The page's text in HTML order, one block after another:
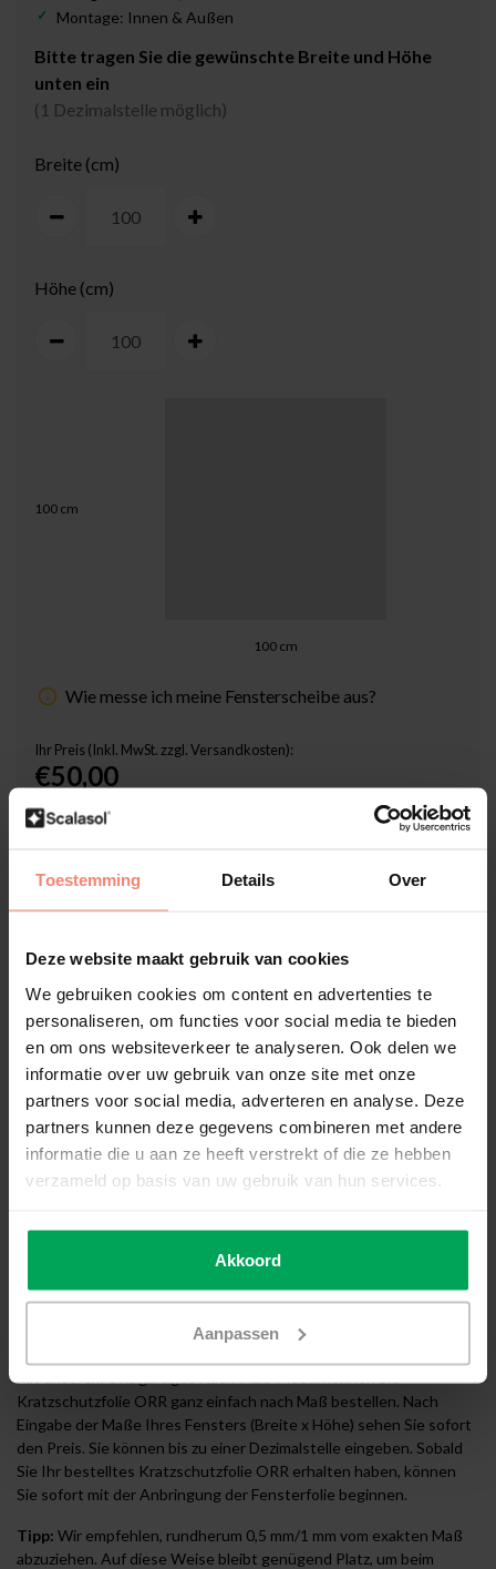
Toestemming Details Over
Deze website maakt gebruik van cookies
We gebruiken cookies om content en advertenties te
personaliseren, om functies voor social media te bieden
en om ons websiteverkeer te analyseren. Ook delen we
informatie over uw gebruik van onze site met onze
partners voor social media, adverteren en analyse. Deze
partners kunnen deze gegevens combineren met andere
informatie die u aan ze heeft verstrekt of die ze hebben
verzameld op basis van uw gebruik van hun services.
Akkoord
Aanpassen
Montage: Innen & Außen
Bitte tragen Sie die gewünschte Breite und Höhe
unten ein
(1 Dezimalstelle möglich)
Breite (cm)
Höhe (cm)
100 cm
100 cm
Wie messe ich meine Fensterscheibe aus?
Ihr Preis (Inkl. MwSt. zzgl. Versandkosten):
€50,00
Inklusive Scalasol® SicherMontieren Garantie
Stückzahl -
Hochwertige Folien-Qualität
Zuschnitt nach Maß
Lieferzeit 3-5 Werktage
Zusatzinformation?Neem contact met ons op
Bestellen Sie
Kratzschutzfolie ORR nach
Kratzschutzfolie ORR ganz einfach nach Maß bestellen. Nach
Eingabe der Maße Ihres Fensters (Breite x Höhe) sehen Sie sofort
den Preis. Sie können bis zu einer Dezimalstelle eingeben. Sobald
Sie Ihr bestelltes Kratzschutzfolie ORR erhalten haben, können
Sie sofort mit der Anbringung der Fensterfolie beginnen.
Tipp: Wir empfehlen, rundherum 0,5 mm/1 mm vom exakten Maß
abzuziehen. Auf diese Weise bleibt genügend Platz, um beim